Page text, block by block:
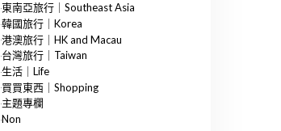
東南亞旅行｜Southeast Asia
韓國旅行｜Korea
港澳旅行｜HK and Macau
台灣旅行｜Taiwan
生活｜Life
買買東西｜Shopping
主題專欄
Non